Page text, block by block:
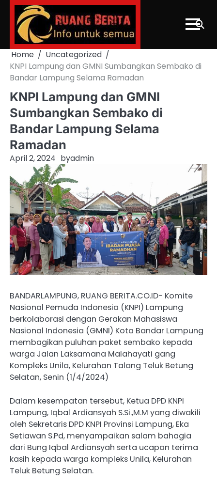
Skip
content
Home
Uncategorized
KNPI Lampung dan GMNI Sumbangkan Sembako di
Bandar Lampung Selama Ramadan
KNPI Lampung dan GMNI
Sumbangkan Sembako di
Bandar Lampung Selama
Ramadan
April 2, 2024 byadmin
BANDARLAMPUNG, RUANG BERITA.CO.ID- Komite
Nasional Pemuda Indonesia (KNPI) Lampung
berkolaborasi dengan Gerakan Mahasiswa
Nasional Indonesia (GMNI) Kota Bandar Lampung
membagikan puluhan paket sembako kepada
warga Jalan Laksamana Malahayati gang
Kompleks Unila, Kelurahan Talang Teluk Betung
Selatan, Senin (1/4/2024)
Dalam kesempatan tersebut, Ketua DPD KNPI
Lampung, Iqbal Ardiansyah S.Si.,M.M yang diwakili
oleh Sekretaris DPD KNPI Provinsi Lampung, Eka
Setiawan S.Pd, menyampaikan salam bahagia
dari Bung Iqbal Ardiansyah serta ucapan terima
kasih kepada warga kompleks Unila, Kelurahan
Teluk Betung Selatan.